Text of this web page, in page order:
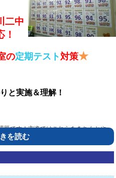
二中
！
の定期テスト対策★
と実施＆理解！
です！市進ではこれらをきちんとやっ
を特別開放！
つながりません。ワークでわからない
進オリジナルの定期テスト対策映像授業
ワークなどでわからない問題をすぐに
ています！
を読む